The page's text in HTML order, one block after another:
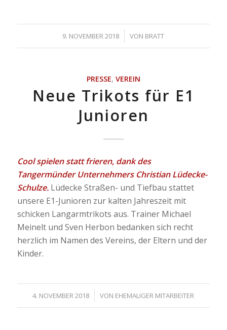
9. NOVEMBER 2018
/ VON BRATT
PRESSE, VEREIN
Neue Trikots für E1
Junioren
Cool spielen statt frieren, dank des
Tangermünder Unternehmers Christian Lüdecke-
Schulze. Lüdecke Straßen- und Tiefbau stattet
unsere E1-Junioren zur kalten Jahreszeit mit
schicken Langarmtrikots aus. Trainer Michael
Meinelt und Sven Herbon bedanken sich recht
herzlich im Namen des Vereins, der Eltern und der
Kinder.
4. NOVEMBER 2018
/ VON EHEMALIGER MITARBEITER